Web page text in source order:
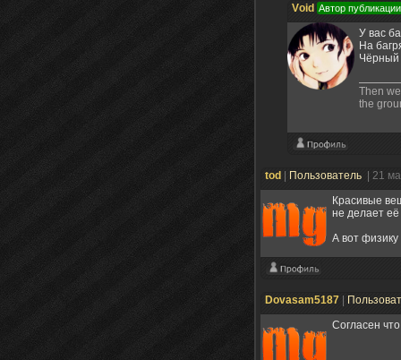
Vоid Автор публикации
У вас
На
Чёрный
Then
the
tod Пользователь
| 21
Красивые
не делает
А вот
Dovasam5187
Согласен